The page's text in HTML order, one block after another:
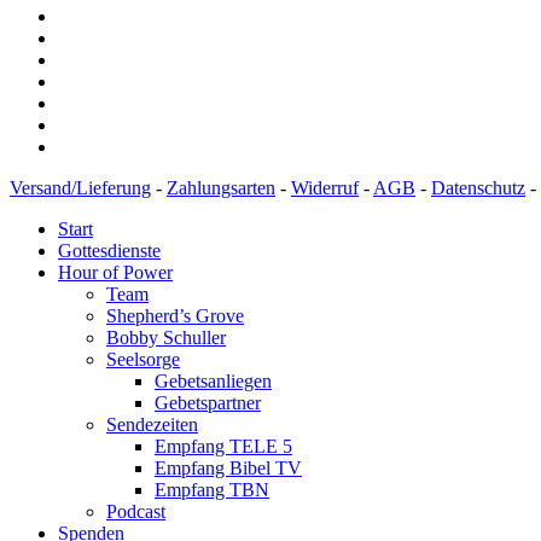
Versand/Lieferung - Zahlungsarten - Widerruf-AGB - Datenschutz -
Start
Gottesdienste
Hour of Power
Team
Shepherd’s Grove
Bobby Schuller
Seelsorge
Gebetsanliegen
Gebetspartner
Sendezeiten
Empfang TELE 5
Empfang Bibel TV
Empfang TBN
Podcast
Spenden